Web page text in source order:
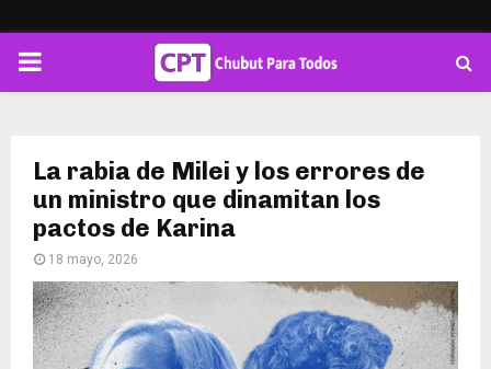
PRIMARY
La rabia de Milei y los errores de
un ministro que dinamitan los
pactos de Karina
18 mayo, 2026